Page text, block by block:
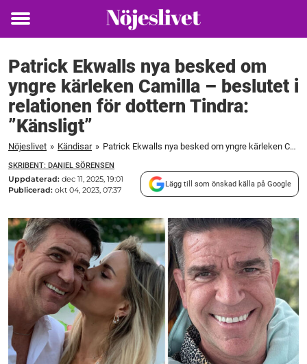
Toggle
Patrick Ekwalls nya besked om
yngre kärleken Camilla – beslutet i
relationen för dottern Tindra:
”Känsligt”
Nöjeslivet » Kändisar » Patrick Ekwalls nya besked om yngre kärleken Camilla – beslutet i relationen för dottern Tindra: ”Känsligt”
SKRIBENT: DANIEL SÖRENSEN
Uppdaterad: dec 11, 2025, 19:01
Publicerad: okt 04, 2023, 07:37
Lägg till som önskad källa på Google